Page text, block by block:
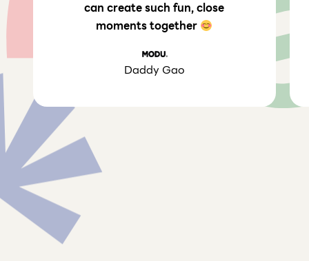
can create such fun, close
moments together
Daddy Gao